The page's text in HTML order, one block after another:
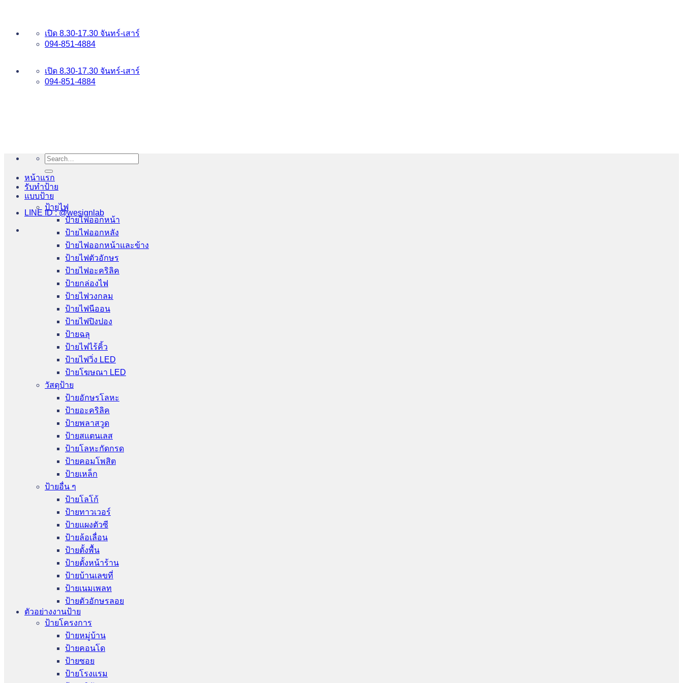
เปิด 8.30-17.30 จันทร์-เสาร์
094-851-4884
เปิด 8.30-17.30 จันทร์-เสาร์
094-851-4884
LINE ID : @wesignlab
Search
for:
หน้าแรก
รับทำป้าย
แบบป้าย
ป้ายไฟ
ป้ายไฟออกหน้า
ป้ายไฟออกหลัง
ป้ายไฟออกหน้าและข้าง
ป้ายไฟตัวอักษร
ป้ายไฟอะคริลิค
ป้ายกล่องไฟ
ป้ายไฟวงกลม
ป้ายไฟนีออน
ป้ายไฟปิงปอง
ป้ายฉลุ
ป้ายไฟไร้คิ้ว
ป้ายไฟวิ่ง LED
ป้ายโฆษณา LED
วัสดุป้าย
ป้ายอักษรโลหะ
ป้ายอะคริลิค
ป้ายพลาสวูด
ป้ายสแตนเลส
ป้ายโลหะกัดกรด
ป้ายคอมโพสิต
ป้ายเหล็ก
ป้ายอื่น ๆ
ป้ายโลโก้
ป้ายทาวเวอร์
ป้ายแผงตัวซี
ป้ายล้อเลื่อน
ป้ายตั้งพื้น
ป้ายตั้งหน้าร้าน
ป้ายบ้านเลขที่
ป้ายเนมเพลท
ป้ายตัวอักษรลอย
ตัวอย่างงานป้าย
ป้ายโครงการ
ป้ายหมู่บ้าน
ป้ายคอนโด
ป้ายซอย
ป้ายโรงแรม